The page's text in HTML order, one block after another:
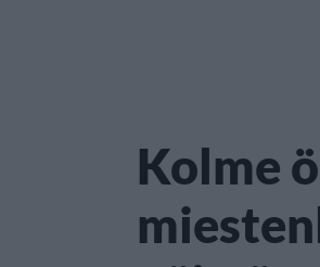
Kolme